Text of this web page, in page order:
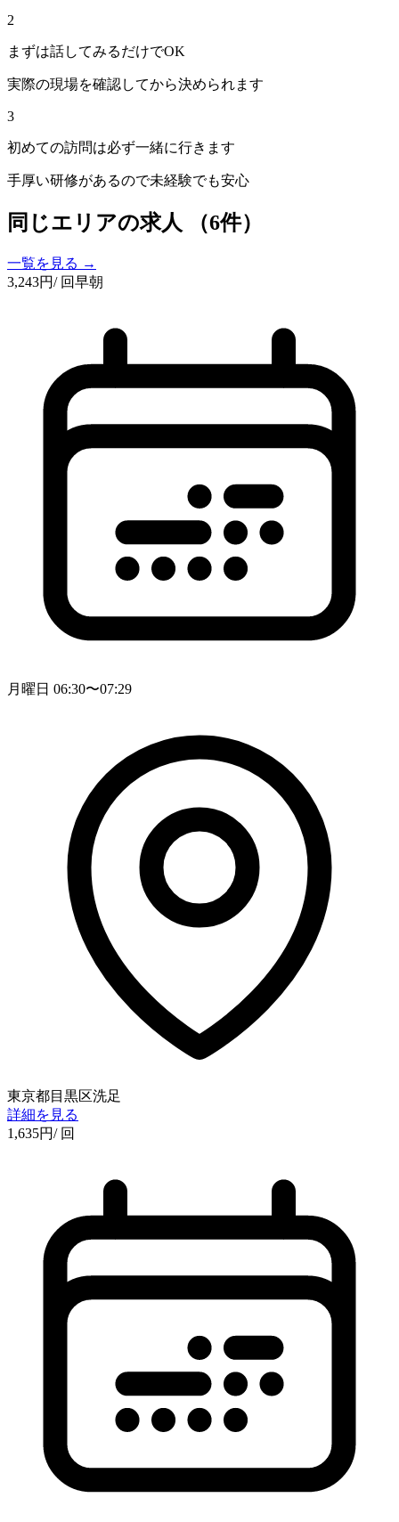
2
まずは話してみるだけでOK
実際の現場を確認してから決められます
3
初めての訪問は必ず一緒に行きます
手厚い研修があるので未経験でも安心
同じエリアの求人 （6件）
一覧を見る →
3,243円/ 回早朝
月曜日 06:30〜07:29
東京都目黒区洗足
詳細を見る
1,635円/ 回